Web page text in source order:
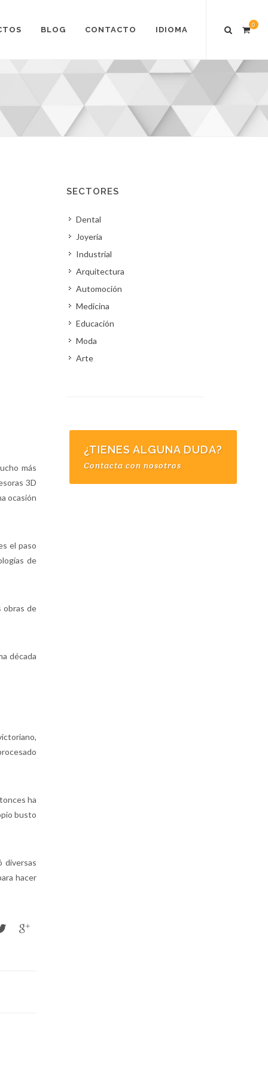
BLOG CONTACTO IDIOMA
0
más
3D
ocasión
el paso
de
obras de
década
ha
busto
diversas
hacer
SECTORES
Dental
Joyería
Industrial
Arquitectura
Automoción
Medicina
Educación
Moda
Arte
¿TIENES ALGUNA DUDA?
Contacta con nosotros